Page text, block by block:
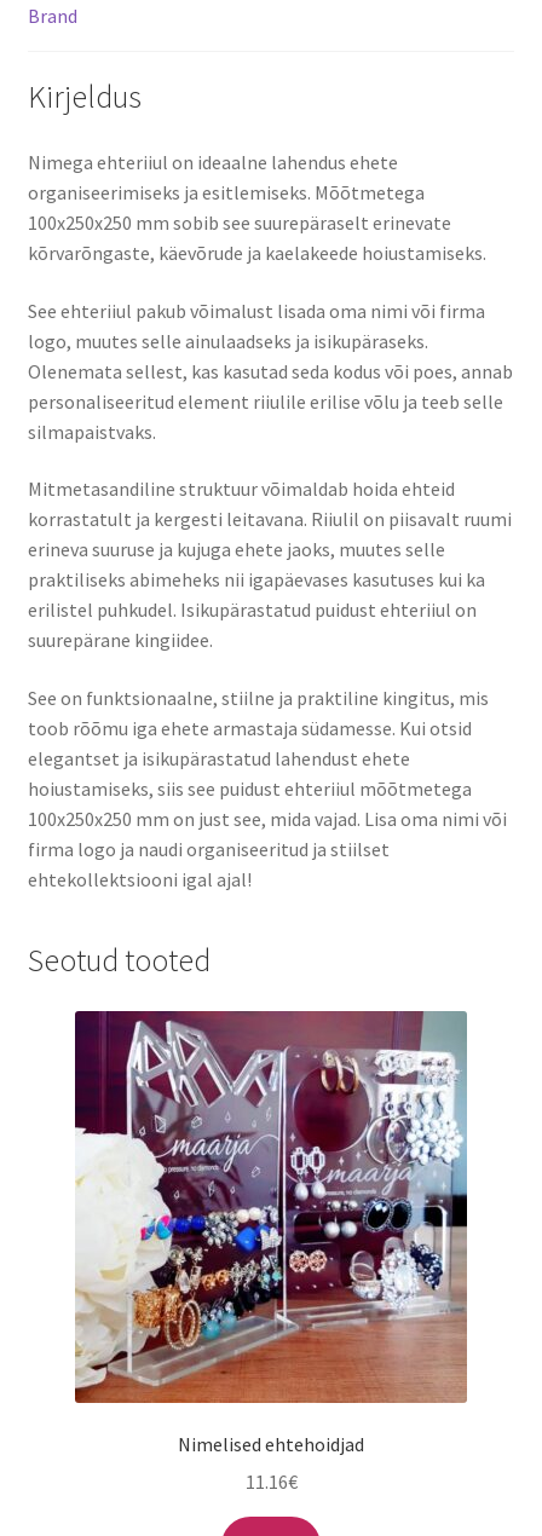
Brand
Kirjeldus
Nimega ehteriiul on ideaalne lahendus ehete
organiseerimiseks ja esitlemiseks. Mõõtmetega
100x250x250 mm sobib see suurepäraselt erinevate
kõrvarõngaste, käevõrude ja kaelakeede hoiustamiseks.
See ehteriiul pakub võimalust lisada oma nimi või firma
logo, muutes selle ainulaadseks ja isikupäraseks.
Olenemata sellest, kas kasutad seda kodus või poes, annab
personaliseeritud element riiulile erilise võlu ja teeb selle
silmapaistvaks.
Mitmetasandiline struktuur võimaldab hoida ehteid
korrastatult ja kergesti leitavana. Riiulil on piisavalt ruumi
erineva suuruse ja kujuga ehete jaoks, muutes selle
praktiliseks abimeheks nii igapäevases kasutuses kui ka
erilistel puhkudel. Isikupärastatud puidust ehteriiul on
suurepärane kingiidee.
See on funktsionaalne, stiilne ja praktiline kingitus, mis
toob rõõmu iga ehete armastaja südamesse. Kui otsid
elegantset ja isikupärastatud lahendust ehete
hoiustamiseks, siis see puidust ehteriiul mõõtmetega
100x250x250 mm on just see, mida vajad. Lisa oma nimi või
firma logo ja naudi organiseeritud ja stiilset
ehtekollektsiooni igal ajal!
Seotud tooted
Nimelised ehtehoidjad
11.16€